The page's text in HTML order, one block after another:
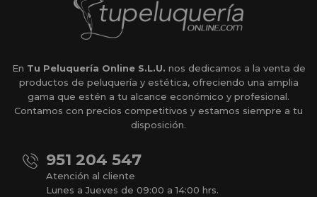
En Tu Peluquería Online S.L.U. nos dedicamos a la venta de
productos de peluquería y estética, ofreciendo una amplia
gama que estén a tu alcance económico y profesional.
Contamos con precios competitivos y estamos siempre a tu
disposición.
951 204 547
Atención al cliente
Lunes a Jueves de 09:00 a 14:00 hrs.